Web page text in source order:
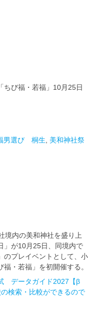
び福・若福」10月25日
男選び 桐生
美和神社祭
境内の美和神社を盛り上
」が10月25日、同境内で
のプレイベントとして、小
・若福」を初開催する。
データガイド2027【β
検索・比較ができるので